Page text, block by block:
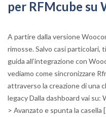
per RFMcube su
A partire dalla versione
rimosse. Salvo casi particolari,
guida all’integrazione con
vediamo come sincronizzare
attraverso la creazione di una
legacy Dalla dashboard vai
> Avanzato e spunta la casella